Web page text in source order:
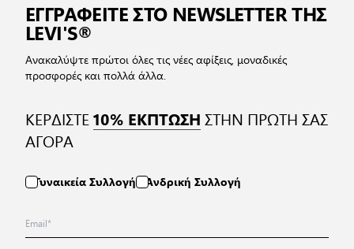
ΕΓΓΡΑΦΕΙΤΕ ΣΤΟ NEWSLETTER ΤΗΣ
LEVI'S®
Ανακαλύψτε πρώτοι όλες τις νέες αφίξεις, μοναδικές
προσφορές και πολλά άλλα.
ΚΕΡΔΙΣΤΕ10% ΕΚΠΤΩΣΗ ΣΤΗΝ ΠΡΩΤΗ ΣΑΣ
ΑΓΟΡΑ
Γυναικεία Συλλογή Ανδρική Συλλογή